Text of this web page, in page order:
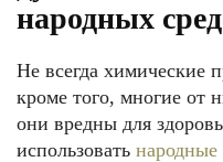
народных
Не всегда химические
кроме того, многие от
они вредны для
использовать народные